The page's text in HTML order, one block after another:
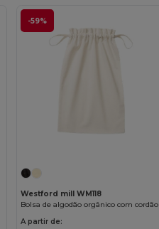
-59%
Westford mill WM118
Bolsa de algodão orgânico com cordão
A partir de: